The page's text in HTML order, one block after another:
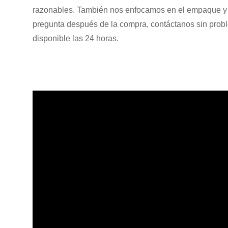
razonables. También nos enfocamos en el empaque
pregunta después de la compra, contáctanos sin
disponible las 24 horas.